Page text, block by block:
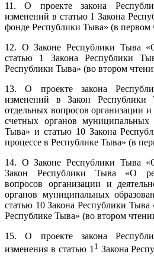
11. О проекте закона
изменений в статью 1 Закона
фонде Республики Тыва» (в первом
12. О Законе Республики Тыва
статью 1 Закона Республики
Республики Тыва» (во втором
13. О проекте закона
изменений в Закон Республики
отдельных вопросов организации и
счетных органов муниципальных
Тыва» и статью 10 Закона
процессе в Республике Тыва» (в
14. О Законе Республики Тыва
Закон Республики Тыва «О
вопросов организации и
органов муниципальных
статью 10 Закона Республики
Республике Тыва» (во втором
15. О проекте закона
изменения в статью 11 Закона